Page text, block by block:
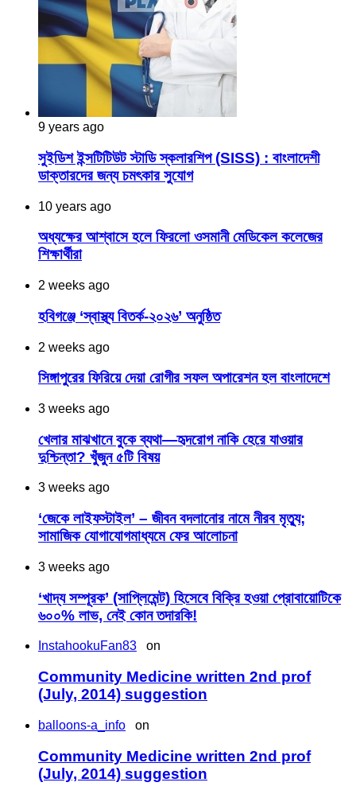
9 years ago
সুইডিশ ইন্সটিটিউট স্টাডি স্কলারশিপ (SISS) : বাংলাদেশী
ডাক্তারদের জন্য চমৎকার সুযোগ
10 years ago
অধ্যক্ষের আশ্বাসে হলে ফিরলো ওসমানী মেডিকেল কলেজের
শিক্ষার্থীরা
2 weeks ago
হবিগঞ্জে ‘স্বাস্থ্য বিতর্ক-২০২৬’ অনুষ্ঠিত
2 weeks ago
সিঙ্গাপুরের ফিরিয়ে দেয়া রোগীর সফল অপারেশন হল বাংলাদেশে
3 weeks ago
খেলার মাঝখানে বুকে ব্যথা—হৃদরোগ নাকি হেরে যাওয়ার
দুশ্চিন্তা? খুঁজুন ৫টি বিষয়
3 weeks ago
‘জেকে লাইফস্টাইল’ – জীবন বদলানোর নামে নীরব মৃত্যু;
সামাজিক যোগাযোগমাধ্যমে ফের আলোচনা
3 weeks ago
‘খাদ্য সম্পূরক’ (সাপ্লিমেন্ট) হিসেবে বিক্রি হওয়া প্রোবায়োটিকে
৬০০% লাভ, নেই কোন তদারকি!
InstahookuFan83 on
Community Medicine written 2nd prof
(July, 2014) suggestion
balloons-a_info on
Community Medicine written 2nd prof
(July, 2014) suggestion